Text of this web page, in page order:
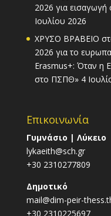
2026 για εισαγωγή
Ιουλίου 2026
ΧΡΥΣΟ ΒΡΑΒΕΙΟ
2026 για το
Erasmus+: Όταν η
στο ΠΣΠΘ» 4
Επικοινωνία
Γυμνάσιο | Λύκειο
lykaeith@sch.gr
+30 2310277809
Δημοτικό
mail@dim-peir-
+30 2310225697